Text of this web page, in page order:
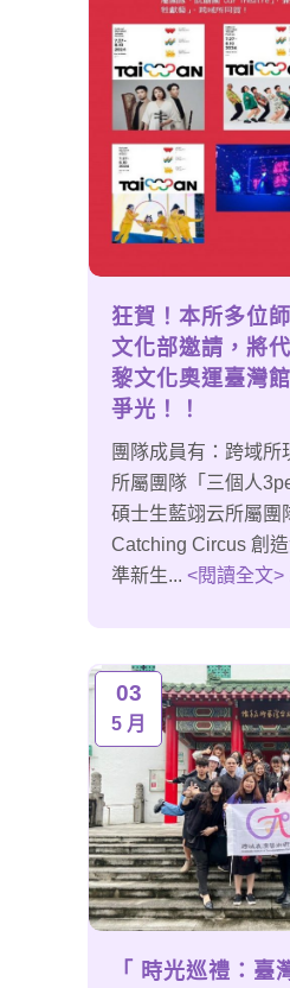
狂賀！本所多位
文化部邀請，將
黎文化奧運臺灣
爭光！！
團隊成員有：跨域所
所屬團隊「三個人
碩士生藍翊云所屬團
Catching Circus 創
準新生... <閱讀全文>
03
5 月
「 時光巡禮：臺